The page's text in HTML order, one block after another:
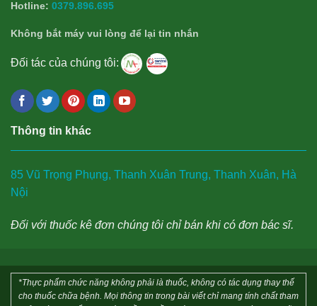
Hotline: 0379.896.695
Không bắt máy vui lòng để lại tin nhắn
Đối tác của chúng tôi:
Thông tin khác
85 Vũ Trọng Phụng, Thanh Xuân Trung, Thanh Xuân, Hà
Nội
Đối với thuốc kê đơn chúng tôi chỉ bán khi có đơn bác sĩ.
*Thực phẩm chức năng không phải là thuốc, không có tác dụng thay thế
cho thuốc chữa bệnh. Mọi thông tin trong bài viết chỉ mang tính chất tham